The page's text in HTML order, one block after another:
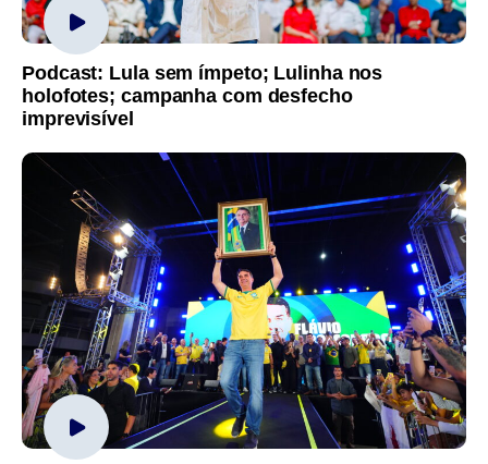
Podcast: Lula sem ímpeto; Lulinha nos
holofotes; campanha com desfecho
imprevisível